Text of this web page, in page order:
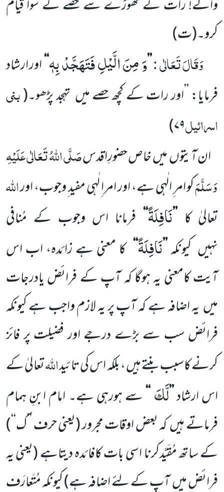
والے! رات کے تھوڑے سے حصے کے سوا قیام
کرو۔(ت)
وَقَالَتَعَالٰی :’’وَ مِنَ الَّیْلِ فَتَهَجَّدْ بِهٖ‘‘اور ارشاد
فرمایا: ’’اور رات کے کچھ حصے میں تہجد پڑھو۔(بنی
اسرائیل۷۹)
ان آیتوںمیںخاص حضورِاقدسصَلَّی اللّٰہُ تَعَالٰی عَلَیْہِ
وَسَلَّمَکو امر ِالٰہی ہے، اور امرا ِلٰہی مفید ِوجوب، اوراللّٰہ
تعالیٰکا ’’نَافِلَةً‘‘ فرمانا اس وجوب کے مُنافی
نہیں کیونکہ’’نَافِلَةً‘‘ کا معنی ہے زائدہ، اب اس
آیت کامعنی یہ ہوگا کہ آپکے فرائض یادرجات
میںیہ اضافہ ہے کہ آپ پر یہ لازم واجب ہے کیونکہ
فرائض سب سے بڑے درجے اور فضیلت پر فائز
کرنے کاسبب بنتے ہیں ، بلکہ اس کی تائیداللّٰہتعالیٰ کے
اس ارشاد’’لَّكَ‘‘سے ہورہی ہے۔ امام ابنِ ہمام
فرماتے ہیںکہ بعض اوقات مجرور(یعنی حرف ’’ک‘‘)
کے ساتھ مُقَیَّدکرنا اسی بات کافائدہ دیتاہے(یعنی یہ
فرائض میںآپ کے لئے اضافہ ہے)کیونکہ مُتَعارَف